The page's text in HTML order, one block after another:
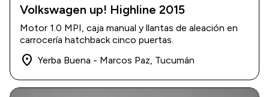
2015 140.000 km
$ 12.500.000
Volkswagen up! Highline 2015
Motor 1.0 MPI, caja manual y llantas de aleación en
carrocería hatchback cinco puertas.
place Yerba Buena - Marcos Paz, Tucumán